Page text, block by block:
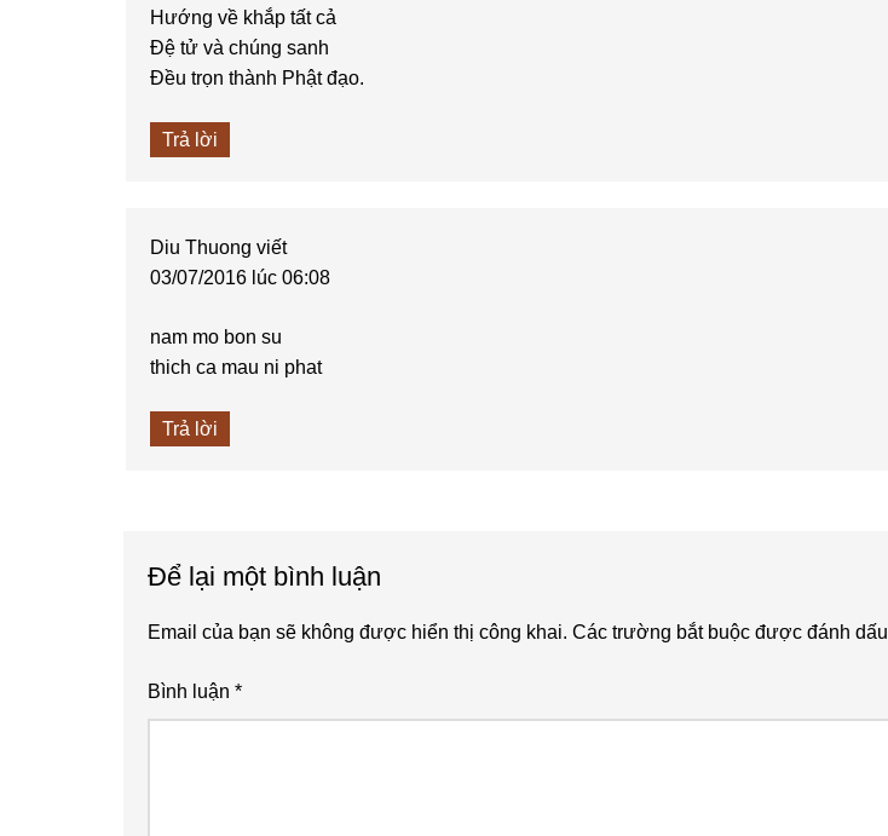
Hướng về khắp tất cả
Đệ tử và chúng sanh
Đều trọn thành Phật đạo.
Trả lời
Diu Thuong viết
03/07/2016 lúc 06:08
nam mo bon su
thich ca mau ni phat
Trả lời
Để lại một bình luận
Email của bạn sẽ không được hiển thị công khai. Các trường bắt buộc được đánh dấu
Bình luận *